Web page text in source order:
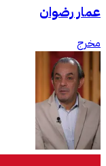
عمار رضوان
مخرج